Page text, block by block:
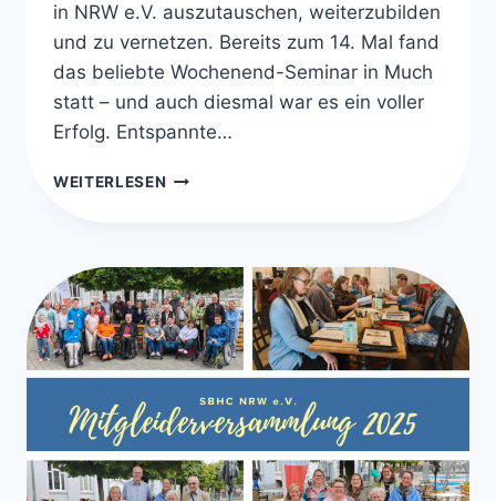
in NRW e.V. auszutauschen, weiterzubilden
und zu vernetzen. Bereits zum 14. Mal fand
das beliebte Wochenend-Seminar in Much
statt – und auch diesmal war es ein voller
Erfolg. Entspannte…
WEITERLESEN 14.
WISSEN,
AUSTAUSCH
UND
GEMEINSCHAFT